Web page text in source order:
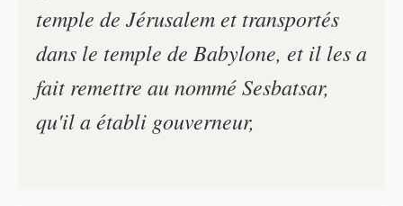
temple de Jérusalem et transportés
dans le temple de Babylone, et il les a
fait remettre au nommé Sesbatsar,
qu'il a établi gouverneur,